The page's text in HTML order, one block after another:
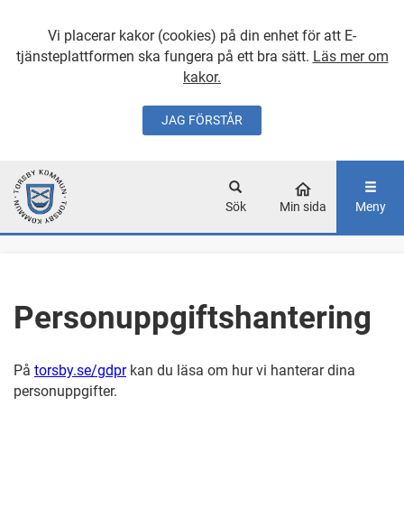
Vi placerar kakor (cookies) på din enhet för att E-
tjänsteplattformen ska fungera på ett bra sätt. Läs mer om
kakor.
JAG FÖRSTÅR
GÅ DIREKT TILL
Sök Min sida Meny
Personuppgiftshantering
På torsby.se/gdprkan du läsa om hur vi hanterar dina
personuppgifter.